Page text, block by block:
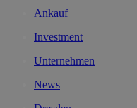
Ankauf
Investment
Unternehmen
News